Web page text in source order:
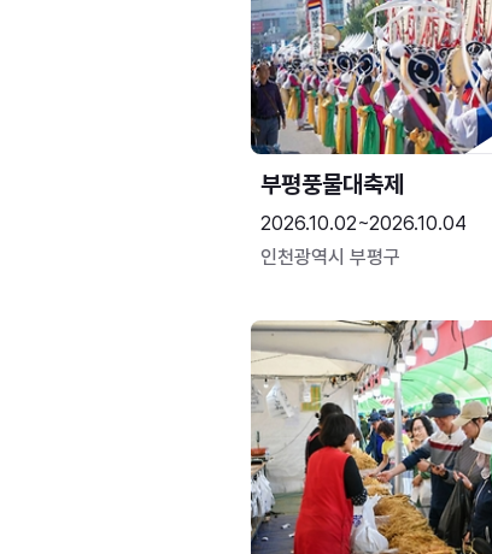
부평풍물대축제
2026.10.02~2026.10.04
인천광역시 부평구